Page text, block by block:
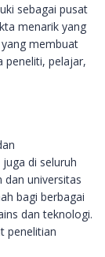
sebagai pusat
menarik yang
membuat
peneliti, pelajar,
di seluruh
dan universitas
bagi berbagai
dan teknologi.
penelitian